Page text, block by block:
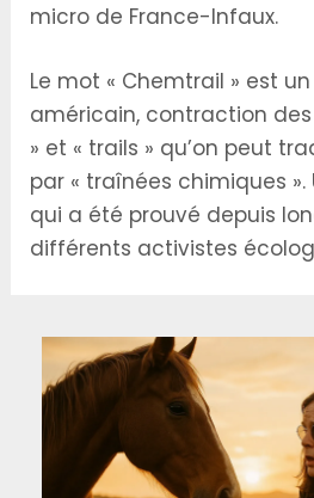
micro de France-Infaux.
Le mot « Chemtrail » est
américain, contraction
» et « trails » qu’on peut
par « traînées chimiques
qui a été prouvé depuis
différents activistes